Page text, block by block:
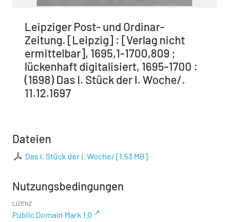
Leipziger Post- und Ordinar-
Zeitung. [Leipzig] : [Verlag nicht
ermittelbar], 1695,1-1700,809 ;
lückenhaft digitalisiert, 1695-1700 :
(1698) Das I. Stück der I. Woche/.
11.12.1697
Dateien
Das I. Stück der I. Woche/ [1,53 MB]
Nutzungsbedingungen
LIZENZ
Public Domain Mark 1.0